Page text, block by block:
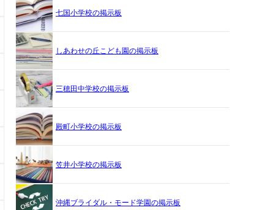
七国小学校の掲示板
しあわせの丘こども園の掲示板
三穂田中学校の掲示板
殿町小学校の掲示板
笠井小学校の掲示板
沖縄ブライダル・モード学園の掲示板